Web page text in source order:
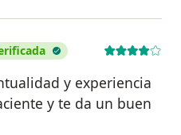
y experiencia
y te da un buen